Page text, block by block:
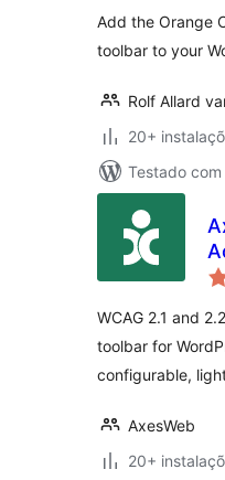
Add the Orange
toolbar to your
Rolf Allard
20+
Testado com
WCAG 2.1 and
toolbar for
configurable,
AxesWeb
20+